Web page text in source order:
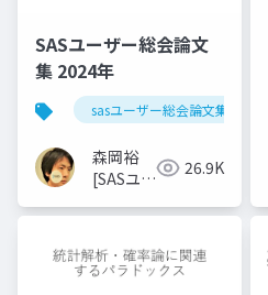
SASユーザー総会論文
集 2024年
sasユーザー総会論文集 2024年
森岡裕
[SASユー
世話人]
26.9K